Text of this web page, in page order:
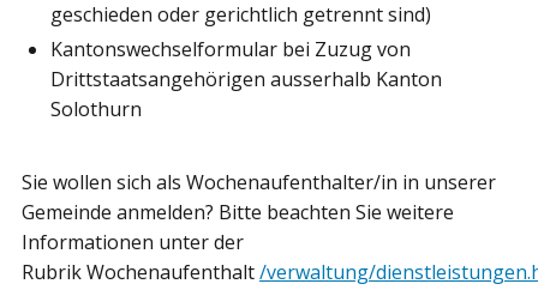
geschieden oder gerichtlich getrennt sind)
Kantonswechselformular bei Zuzug von
Drittstaatsangehörigen ausserhalb Kanton
Solothurn
Sie wollen sich als Wochenaufenthalter/in in unserer
Gemeinde anmelden? Bitte beachten Sie weitere
Informationen unter der
Rubrik Wochenaufenthalt/verwaltung/